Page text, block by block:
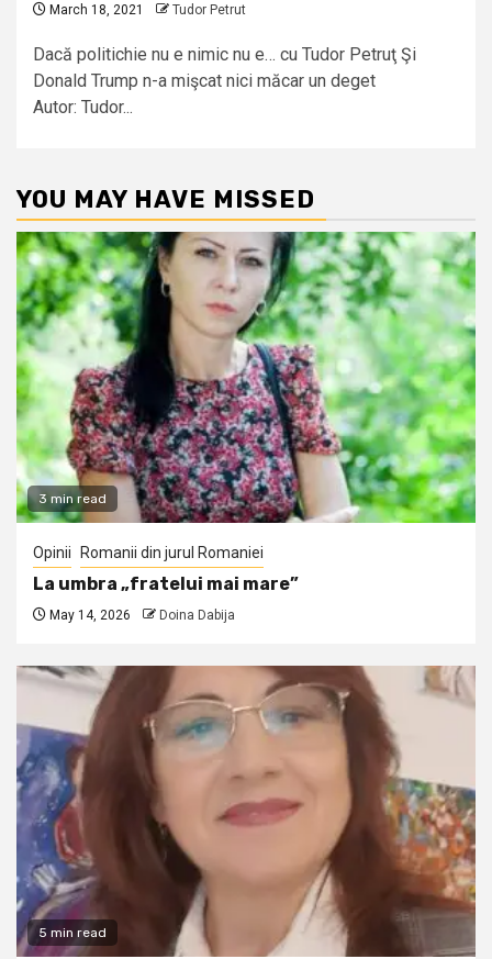
March 18, 2021 Tudor Petrut
Dacă politichie nu e nimic nu e… cu Tudor Petruţ Şi
Donald Trump n-a mişcat nici măcar un deget
Autor: Tudor...
YOU MAY HAVE MISSED
3 min read
Opinii Romanii din jurul Romaniei
La umbra „fratelui mai mare”
May 14, 2026 Doina Dabija
5 min read